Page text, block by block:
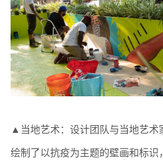
▲当地艺术：设计团队与当地艺术
绘制了以抗疫为主题的壁画和标识